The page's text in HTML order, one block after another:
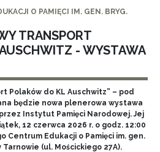
O PAMIĘCI IM. GEN. BRYG.
TRANSPORT
- WYSTAWA
Polaków do KL Auschwitz” – pod
będzie nowa plenerowa wystawa
Instytut Pamięci Narodowej. Jej
12 czerwca 2026 r. o godz. 12:00
Centrum Edukacji o Pamięci im. gen.
Tarnowie (ul. Mościckiego 27A).